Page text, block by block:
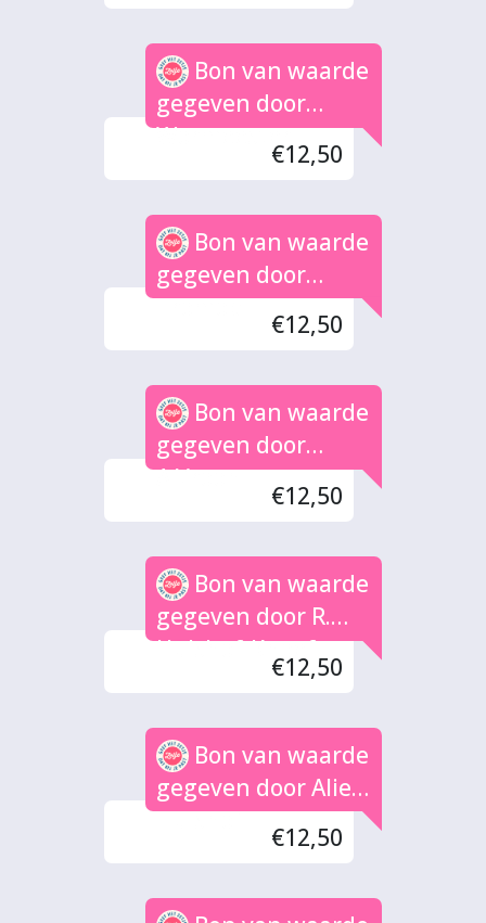
Bon van waarde
gegeven door
Wormeester
€12,50
Bon van waarde
gegeven door
Tromop
€12,50
Bon van waarde
gegeven door
A.Vroon
€12,50
Bon van waarde
gegeven door R.
Hulshof-Knoef
€12,50
Bon van waarde
gegeven door Alies
Hulshof
€12,50